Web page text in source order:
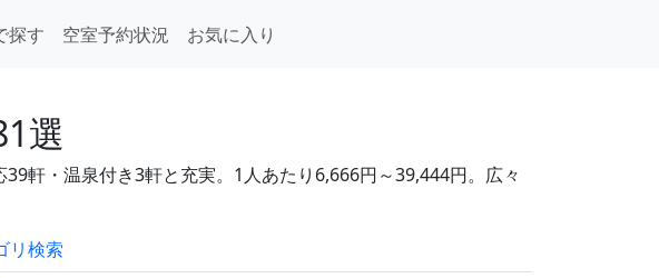
探す 空室予約状況
お気に入り
選
軒・温泉付き3軒と充実。1人あたり6,666円～39,444円。広々
リ検索